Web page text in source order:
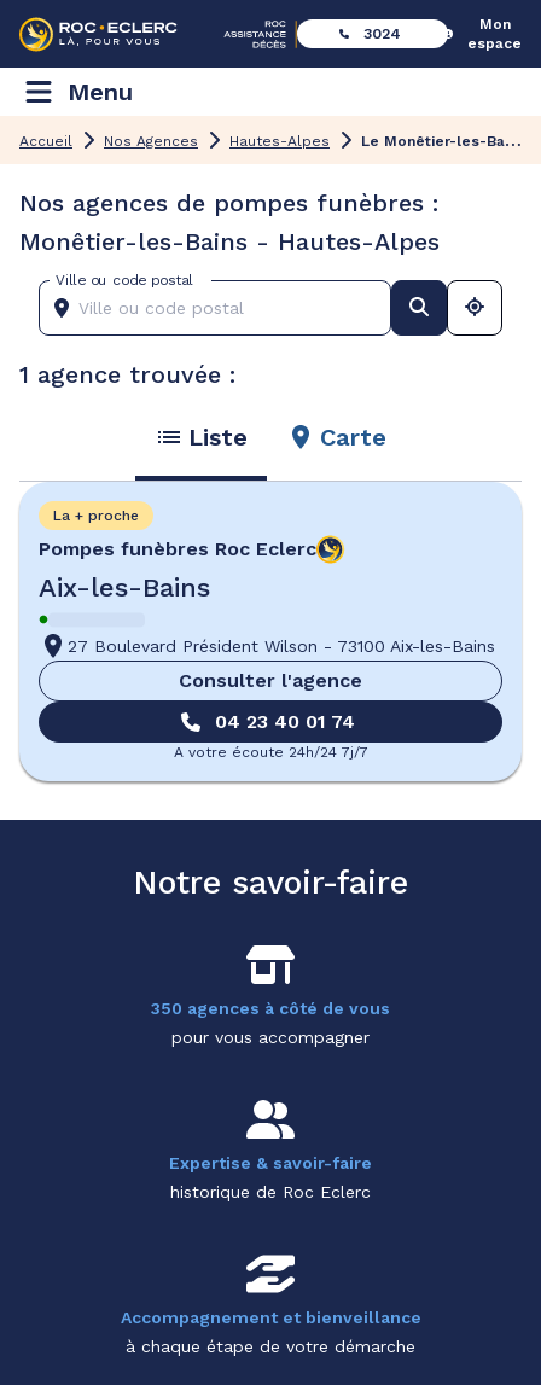
3024
Mon
espace
Menu
Accueil Nos Agences Hautes-Alpes L
e Monêtier-les-Bains
Nos agences de pompes funèbres :
Monêtier-les-Bains - Hautes-Alpes
Ville ou code postal
1 agence trouvée :
Liste Carte
Pompes funèbres Roc Eclerc
Aix-les-Bains
La + proche
27 Boulevard Président Wilson - 73100 Aix-les-Bains
Consulter l'agence
04 23 40 01 74
A votre écoute 24h/24 7j/7
Notre savoir-faire
350 agences à côté de vous
pour vous accompagner
Expertise & savoir-faire
historique de Roc Eclerc
Accompagnement et bienveillance
à chaque étape de votre démarche